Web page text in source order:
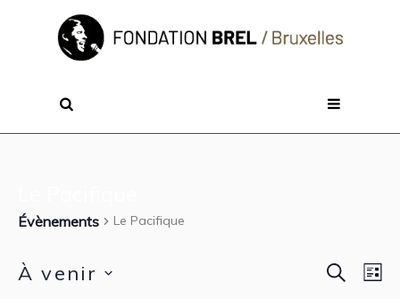
Évènements Le Pacifique
À venir